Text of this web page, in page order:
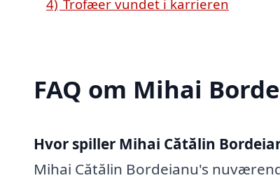
4) Trofæer vundet i karrieren
FAQ om Mihai
Hvor spiller Mihai Cătălin
Mihai Cătălin Bordeianu's